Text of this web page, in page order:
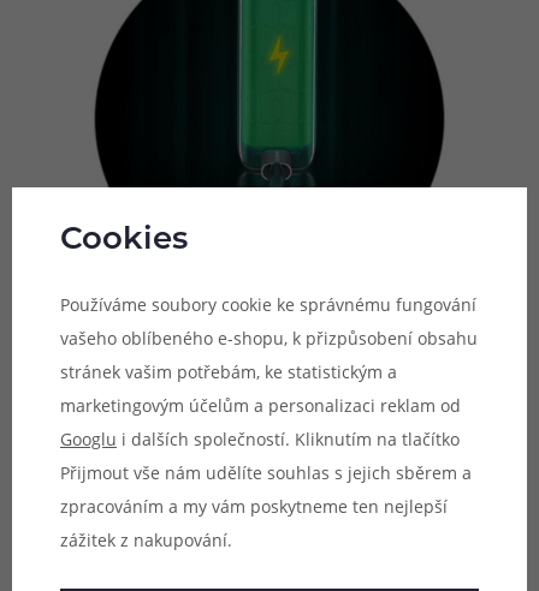
Automatické spínání potahu
Pro ovládání e-cigarety LUXE Q nebudete potřebovat
žádné tlačítko. Jednoduše naplníte cartridge e-liquidem,
pár minut vyčkáte a můžete začít potahovat. Potah bude
zahájen zcela automaticky, zařízení disponuje
Cookies
Používáme soubory cookie ke správnému fungování
vašeho oblíbeného e-shopu, k přizpůsobení obsahu
stránek vašim potřebám, ke statistickým a
marketingovým účelům a personalizaci reklam od
Googlu i dalších společností. Kliknutím na tlačítko
Přijmout vše nám udělíte souhlas s jejich sběrem a
zpracováním a my vám poskytneme ten nejlepší
zážitek z nakupování.